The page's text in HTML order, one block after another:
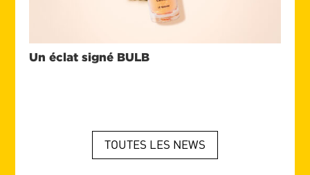
Un éclat signé BULB
TOUTES LES NEWS